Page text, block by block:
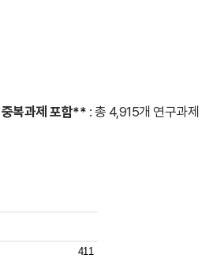
중복과제 포함** : 총 4,915개 연구과제